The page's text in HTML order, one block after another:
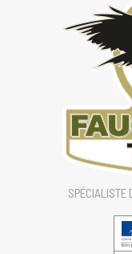
SPÉCIALISTE